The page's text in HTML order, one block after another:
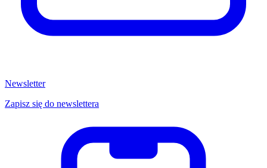
Newsletter
Zapisz się do newslettera